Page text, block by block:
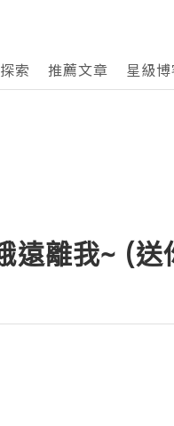
探索 推薦文章 星級博
遠離我~ (